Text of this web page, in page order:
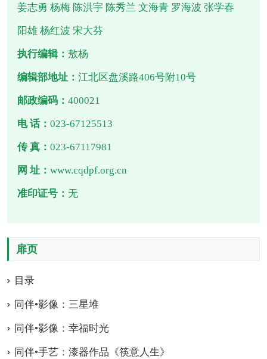
姜志勇 杨梅 陈洪宇 陈秀兰 文海青 罗海波 张学春
阳雄 杨红波 宋大芬
执行编辑：敖杨
编辑部地址：江北区盘溪路406号附10号
邮政编码：400021
电 话：023-67125513
传 真：023-67117981
网 址：www.cqdpf.org.cn
准印证号：无
扉页
目录
同伴•影像：三星堆
同伴•影像：幸福时光
同伴•手艺：漆器作品《筷意人生》